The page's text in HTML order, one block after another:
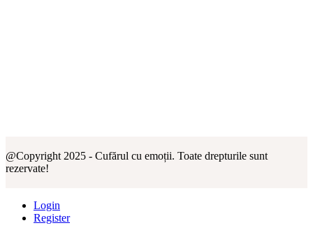
@Copyright 2025 - Cufărul cu emoții. Toate drepturile sunt
rezervate!
Login
Register